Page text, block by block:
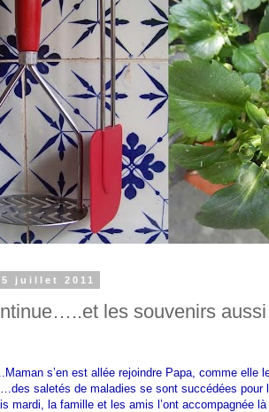
juillet 2011
les souvenirs
s’en est allée rejoindre Papa, comme elle
saletés de maladies se sont succédées pour
mardi, la famille et les amis l’ont accompagnée